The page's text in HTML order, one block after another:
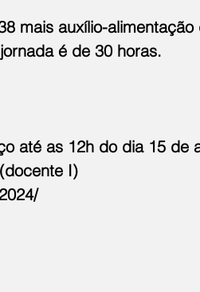
mais auxílio-alimentação
é de 30 horas.
até as 12h do dia 15 de
I)